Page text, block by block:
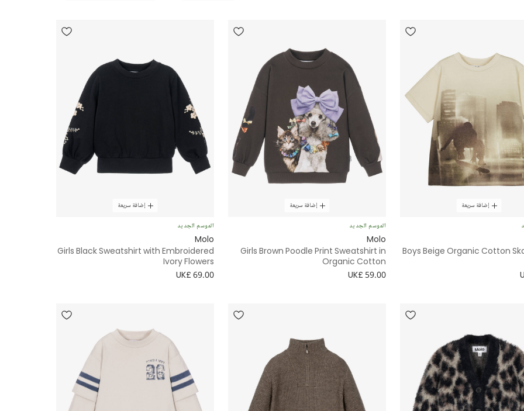
إضافة سريعة
Boys Beige Organic Cotton
إضافة سريعة
الموسم الجديد
Molo
Girls Brown Poodle Print Sweatshirt in
Organic Cotton
UK£ 59.00
إضافة سريعة
الموسم الجديد
Molo
Girls Black Sweatshirt with Embroidered
Ivory Flowers
UK£ 69.00